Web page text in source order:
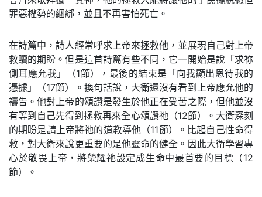
罪惡權勢的綑綁，並且不再害怕死亡。
在詩篇中，詩人經常呼求上帝來拯救他，並展現自己對上帝
救贖的期盼。但是這首詩篇有些不同，它一開始是說「求祢
側耳應允我」（1節），最後的結束是「向我顯出恩待我的
憑據」（17節）。換句話說，大衛還沒有看到上帝應允他的
禱告。他對上帝的頌讚是發生於他正在受苦之際，但他並沒
有等到自己先得到拯救再來全心頌讚祂（12節）。大衛深刻
的期盼是請上帝將祂的道教導他（11節）。比起自己性命得
救，對大衛來說更重要的是他靈命的健全。因此大衛學習專
心於敬畏上帝，將榮耀祂設定成生命中最首要的目標（12
節）。